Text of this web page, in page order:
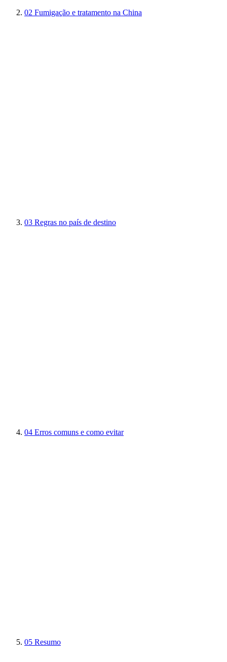
02 Fumigação e tratamento na China
03 Regras no país de destino
04 Erros comuns e como evitar
05 Resumo